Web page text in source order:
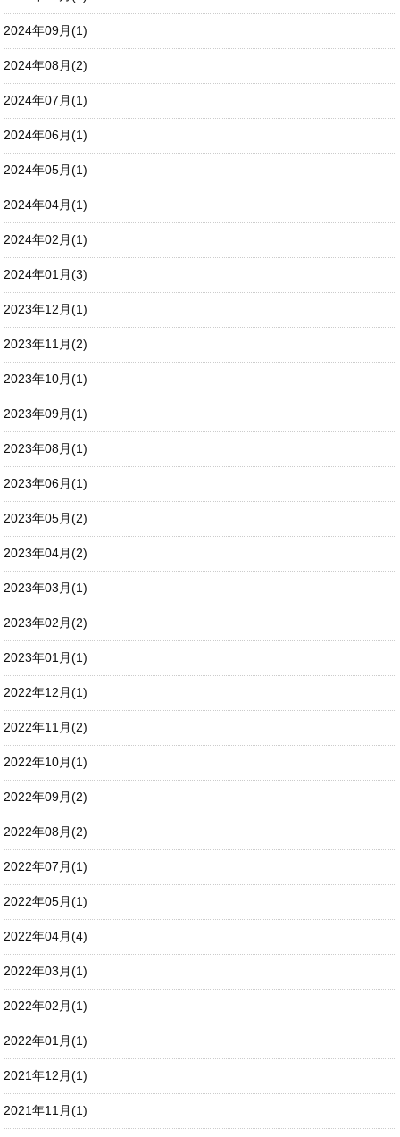
2024年09月(1)
2024年08月(2)
2024年07月(1)
2024年06月(1)
2024年05月(1)
2024年04月(1)
2024年02月(1)
2024年01月(3)
2023年12月(1)
2023年11月(2)
2023年10月(1)
2023年09月(1)
2023年08月(1)
2023年06月(1)
2023年05月(2)
2023年04月(2)
2023年03月(1)
2023年02月(2)
2023年01月(1)
2022年12月(1)
2022年11月(2)
2022年10月(1)
2022年09月(2)
2022年08月(2)
2022年07月(1)
2022年05月(1)
2022年04月(4)
2022年03月(1)
2022年02月(1)
2022年01月(1)
2021年12月(1)
2021年11月(1)